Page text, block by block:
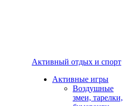
Активный отдых и спорт
Активные игры
Воздушные
змеи, тарелки,